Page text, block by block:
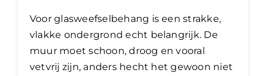
Voor glasweefselbehang is een strakke,
vlakke ondergrond echt belangrijk. De
muur moet schoon, droog en vooral
vetvrij zijn, anders hecht het gewoon niet